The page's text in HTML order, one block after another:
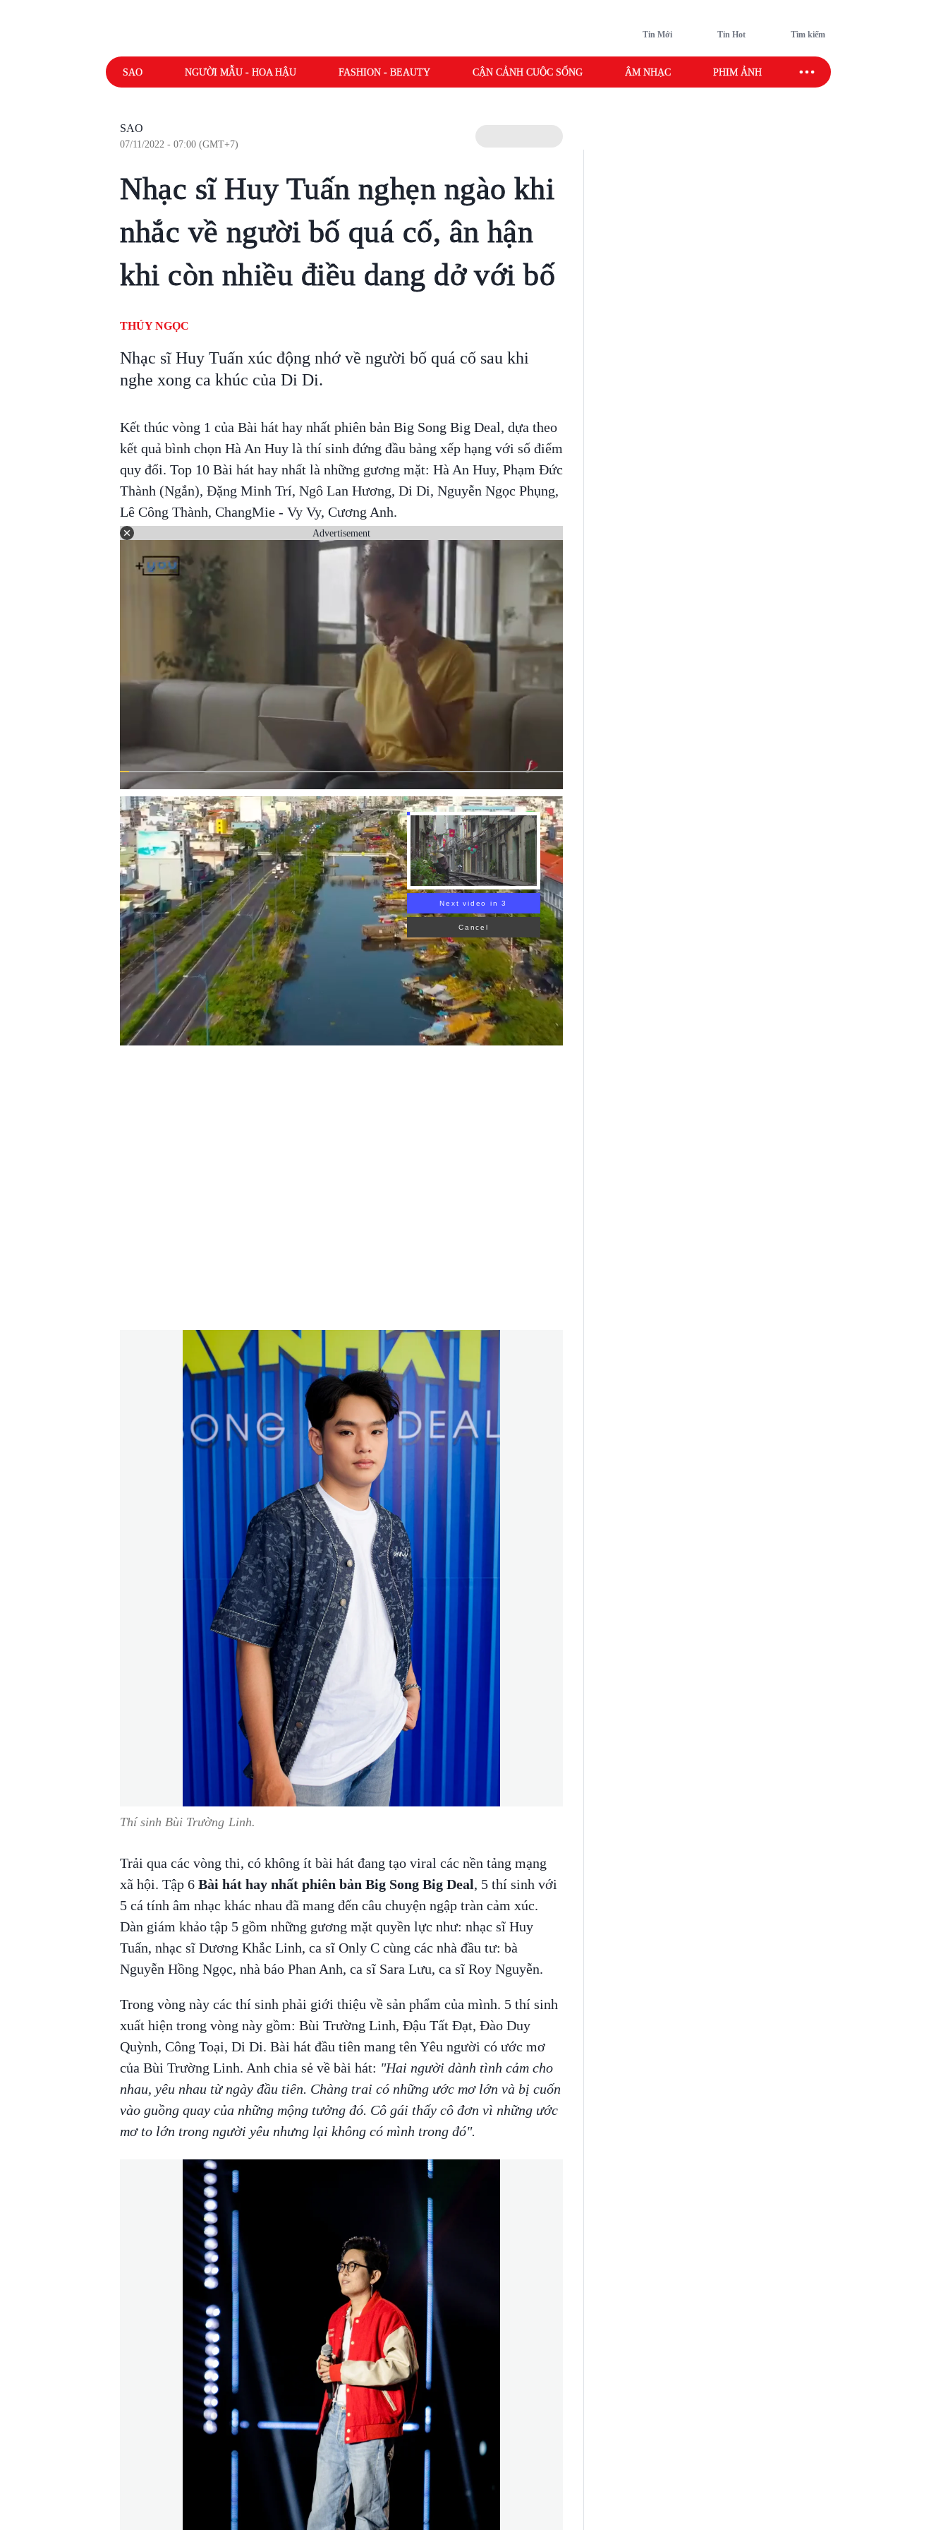
Tin Mới Tin Hot Tìm kiếm
SAO NGƯỜI MẪU - HOA HẬU FASHION - BEAUTY CẬN CẢNH CUỘC SỐNG ÂM NHẠC PHIM ẢNH SAO SPORT
SAO
07/11/2022 - 07:00 (GMT+7)
Nhạc sĩ Huy Tuấn nghẹn ngào khi
nhắc về người bố quá cố, ân hận
khi còn nhiều điều dang dở với bố
THÚY NGỌC
Nhạc sĩ Huy Tuấn xúc động nhớ về người bố quá cố sau khi
nghe xong ca khúc của Di Di.
Kết thúc vòng 1 của Bài hát hay nhất phiên bản Big Song Big Deal, dựa theo
kết quả bình chọn Hà An Huy là thí sinh đứng đầu bảng xếp hạng với số điểm
quy đổi. Top 10 Bài hát hay nhất là những gương mặt: Hà An Huy, Phạm Đức
Thành (Ngắn), Đặng Minh Trí, Ngô Lan Hương, Di Di, Nguyễn Ngọc Phụng,
Lê Công Thành, ChangMie - Vy Vy, Cương Anh.
Advertisement
Next video in 2
Cancel
Thí sinh Bùi Trường Linh.
Trải qua các vòng thi, có không ít bài hát đang tạo viral các nền tảng mạng
xã hội. Tập 6 Bài hát hay nhất phiên bản Big Song Big Deal, 5 thí sinh với
5 cá tính âm nhạc khác nhau đã mang đến câu chuyện ngập tràn cảm xúc.
Dàn giám khảo tập 5 gồm những gương mặt quyền lực như: nhạc sĩ Huy
Tuấn, nhạc sĩ Dương Khắc Linh, ca sĩ Only C cùng các nhà đầu tư: bà
Nguyễn Hồng Ngọc, nhà báo Phan Anh, ca sĩ Sara Lưu, ca sĩ Roy Nguyễn.
Trong vòng này các thí sinh phải giới thiệu về sản phẩm của mình. 5 thí sinh
xuất hiện trong vòng này gồm: Bùi Trường Linh, Đậu Tất Đạt, Đào Duy
Quỳnh, Công Toại, Di Di. Bài hát đầu tiên mang tên Yêu người có ước mơ
của Bùi Trường Linh. Anh chia sẻ về bài hát: "Hai người dành tình cảm cho
nhau, yêu nhau từ ngày đầu tiên. Chàng trai có những ước mơ lớn và bị cuốn
vào guồng quay của những mộng tưởng đó. Cô gái thấy cô đơn vì những ước
mơ to lớn trong người yêu nhưng lại không có mình trong đó".